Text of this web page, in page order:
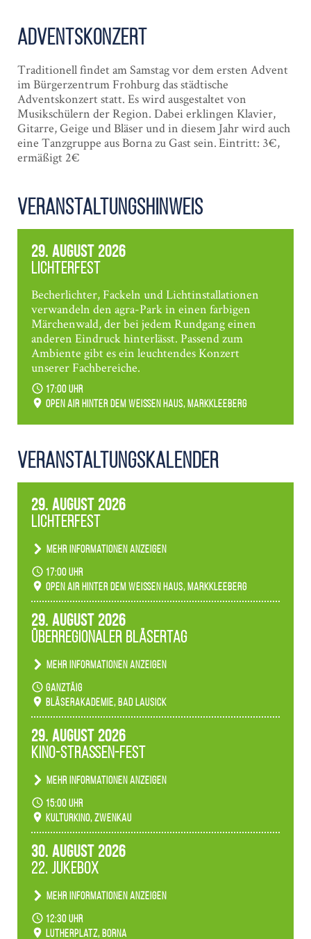
Advents­konzert
Traditionell findet am Samstag vor dem ersten Advent
im Bürgerzentrum Frohburg das städtische
Adventskonzert statt. Es wird ausgestaltet von
Musikschülern der Region. Dabei erklingen Klavier,
Gitarre, Geige und Bläser und in diesem Jahr wird auch
eine Tanzgruppe aus Borna zu Gast sein. Eintritt: 3€,
ermäßigt 2€
Veranstaltungshinweis
29. August 2026
Lichterfest
Becherlichter, Fackeln und Lichtinstallationen
verwandeln den agra-Park in einen farbigen
Märchenwald, der bei jedem Rundgang einen
anderen Eindruck hinterlässt. Passend zum
Ambiente gibt es ein leuchtendes Konzert
unserer Fachbereiche.
17:00 Uhr
Open Air hinter dem weißen Haus, Markkleeberg
Veranstaltungs­kalender
29. August 2026
Lichterfest
Mehr Informationen anzeigen
Becherlichter, Fackeln und Lichtinstallationen
verwandeln den agra-Park in einen farbigen
Märchenwald, der bei jedem Rundgang einen
Ambiente gibt es ein leuchtendes Konzert
unserer Fachbereiche.
17:00 Uhr
Open Air hinter dem weißen Haus, Markkleeberg
29. August 2026
Überregionaler Bläsertag
Mehr Informationen anzeigen
Teilnahme der Bläserklassen.
ganztäig
Bläserakademie, Bad Lausick
29. August 2026
Kino-Straßen-Fest
Mehr Informationen anzeigen
Konzert unserer Zwenkauer Schüler und
Schülerinnen zum Fest des Kulturkinos.
15:00 Uhr
Kulturkino, Zwenkau
30. August 2026
22. Jukebox
Mehr Informationen anzeigen
Anlässlicher der 775-Jahrfeier der Stadt Borna
spielen wir noch einmal unser aktuelles
12:30 Uhr
Lutherplatz, Borna